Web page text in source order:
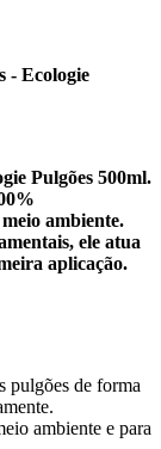
- Ecologie
Pulgões 500ml.
ambiente.
ele atua
aplicação.
pulgões de forma
ambiente e para